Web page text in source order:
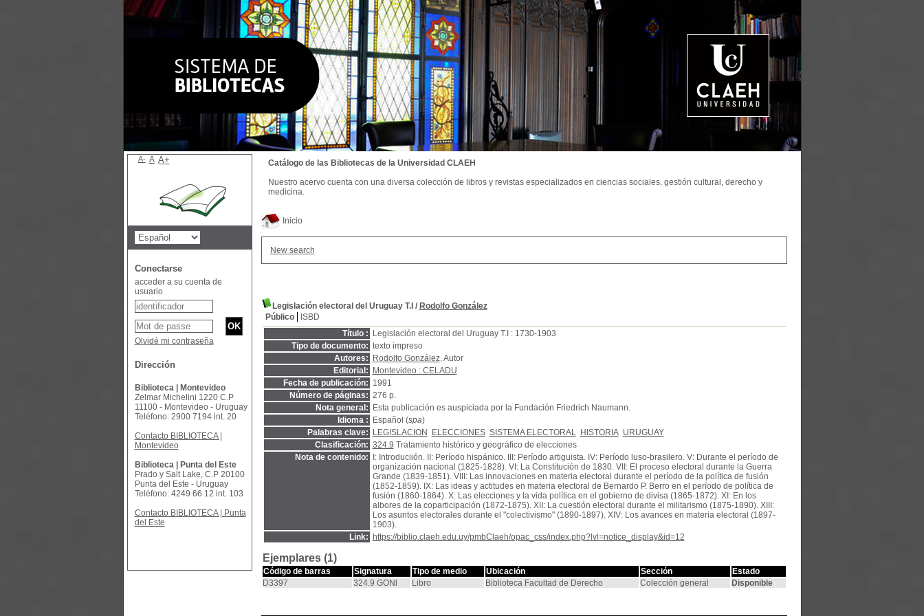
Inicio
New search
Legislación electoral del Uruguay T.I / Rodolfo González
Público
ISBD
Título :
Legislación electoral del Uruguay T.I : 1730-1903
Tipo de documento: texto impreso
Autores:
Rodolfo González, Autor
Editorial:
Montevideo : CELADU
Fecha de publicación: 1991
Número de páginas: 276 p.
Nota general:
Esta publicación es auspiciada por la Fundación Friedrich Naumann.
Idioma :
Español (spa)
Palabras clave:
LEGISLACION ELECCIONES SISTEMA ELECTORAL HISTORIA URUGUAY
Clasificación: 324.9 Tratamiento histórico y geográfico de elecciones
Nota de contenido:
I: Introduciión. II: Período hispánico. III: Período artiguista. IV: Período luso-brasilero. V: Durante el período de
organización nacional (1825-1828). VI: La Constitución de 1830. VII: El proceso electoral durante la Guerra
Grande (1839-1851). VIII: Las innovaciones en materia electoral durante el período de la política de fusión
(1852-1859). IX: Las ideas y actitudes en materia electoral de Bernardo P. Berro en el período de política de
fusión (1860-1864). X: Las elecciones y la vida política en el gobierno de divisa (1865-1872). XI: En los
albores de la coparticipación (1872-1875). XII: La cuestión electoral durante el militarismo (1875-1890). XIII:
Los asuntos electorales durante el "colectivismo" (1890-1897). XIV: Los avances en materia electoral (1897-
1903).
Link:
https://biblio.claeh.edu.uy/pmbClaeh/opac_css/index.php?lvl=notice_display&id=12
Ejemplares (1)
Código de barras Signatura Tipo de medio Ubicación Sección
Estado
D3397
324.9 GONl Libro Biblioteca Facultad de Derecho Colección general Disponible
Catálogo de las Bibliotecas de la Universidad CLAEH
Nuestro acervo cuenta con una diversa colección de libros y revistas especializados en ciencias sociales, gestión cultural, derecho y
medicina.
A- A A+
Conectarse
acceder a su cuenta de
usuario
Olvidé mi contraseña
Dirección
Biblioteca | Montevideo
Zelmar Michelini 1220 C.P
11100 - Montevideo - Uruguay
Teléfono: 2900 7194 int. 20
Contacto BIBLIOTECA |
Montevideo
Biblioteca | Punta del Este
Prado y Salt Lake, C.P 20100
Punta del Este - Uruguay
Teléfono: 4249 66 12 int. 103
Contacto BIBLIOTECA | Punta
del Este